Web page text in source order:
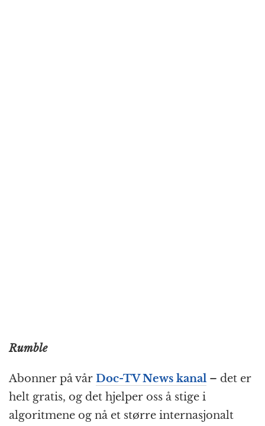
Rumble
Abonner på vår Doc-TV News kanal – det er
helt gratis, og det hjelper oss å stige i
algoritmene og nå et større internasjonalt